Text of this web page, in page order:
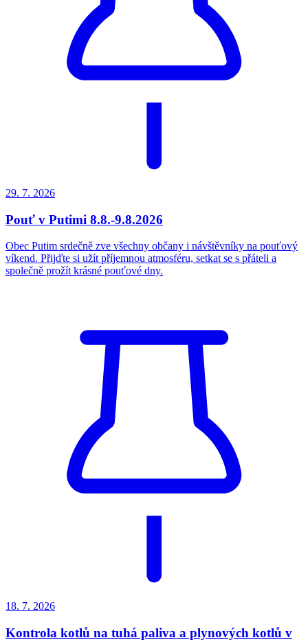
29. 7. 2026
Pouť v Putimi 8.8.-9.8.2026
Obec Putim srdečně zve všechny občany i návštěvníky na pouťový
víkend. Přijďte si užít příjemnou atmosféru, setkat se s přáteli a
společně prožít krásné pouťové dny.
18. 7. 2026
Kontrola kotlů na tuhá paliva a plynových kotlů v